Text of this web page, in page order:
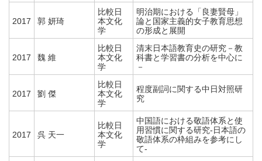
2017 郭 妍琦
比較日
本文化
学
明治期における「良妻賢母」
論と国家主義的女子教育思想
の形成と展開
2017 魏 維
比較日
本文化
学
清末日本語教育史の研究－教
科書と学習書の分析を中心に
－
2017 劉 傑
比較日
本文化
学
程度副詞に関する中日対照研
究
2017 呉 天一
比較日
本文化
学
中国語における敬語体系と使
用習慣に関する研究-日本語の
敬語体系の枠組みを参考にし
て-